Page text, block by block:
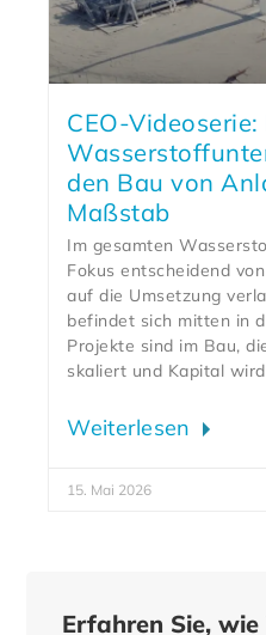
CEO-
den Bau von
Maßstab
Im gesamten
Fokus entscheidend
auf die Umsetzung
befindet sich mitten in
Projekte sind im Bau,
skaliert und Kapital
Weiterlesen
15. Mai 2026
Erfahren Sie,